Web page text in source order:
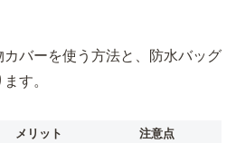
バーを使う方法と、防水バッグ
す。
メリット
注意点